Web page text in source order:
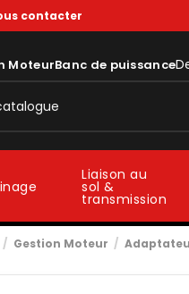
contacter
MoteurBanc de puissance
Liaison au
sol &
transmission
Gestion Moteur